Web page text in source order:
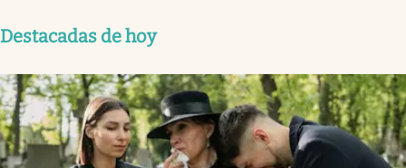
Destacadas de hoy